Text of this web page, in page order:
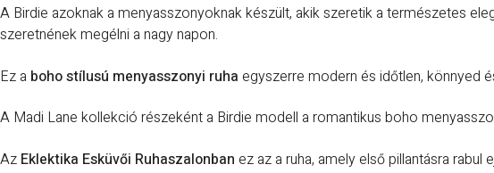
A Birdie azoknak a menyasszonyoknak készült, akik szeretik a természetes
szeretnének megélni a nagy napon.
Ez a boho stílusú menyasszonyi ruha egyszerre modern és időtlen, könnyed
A Madi Lane kollekció részeként a Birdie modell a romantikus boho
Az Eklektika Esküvői Ruhaszalonban ez az a ruha, amely első pillantásra rabul